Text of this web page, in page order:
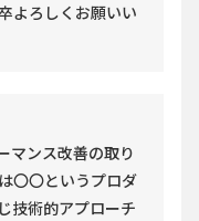
よろしくお願いい
マンス改善の取り
〇〇というプロダ
技術的アプローチ